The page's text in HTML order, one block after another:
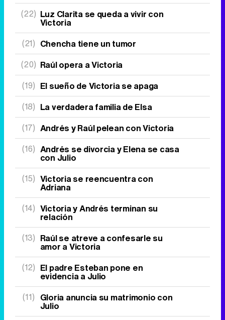
(22) Luz Clarita se queda a vivir con
Victoria
(21) Chencha tiene un tumor
(20) Raúl opera a Victoria
(19) El sueño de Victoria se apaga
(18) La verdadera familia de Elsa
(17) Andrés y Raúl pelean con Victoria
(16) Andrés se divorcia y Elena se casa
con Julio
(15) Victoria se reencuentra con
Adriana
(14) Victoria y Andrés terminan su
relación
(13) Raúl se atreve a confesarle su
amor a Victoria
(12) El padre Esteban pone en
evidencia a Julio
(11) Gloria anuncia su matrimonio con
Julio